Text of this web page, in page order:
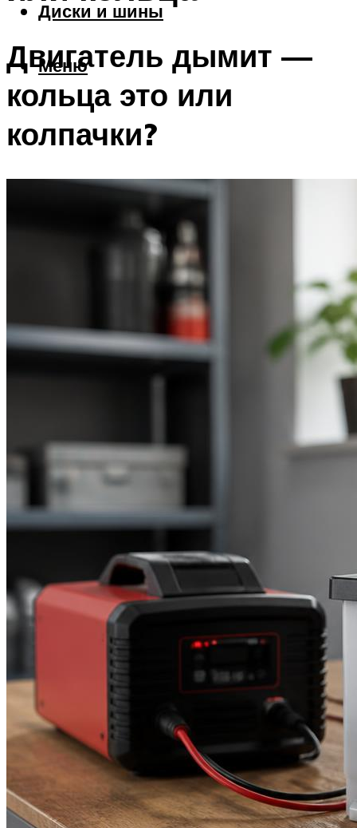
Диски и шины
Меню
Двигатель дымит —
кольца это или
колпачки?